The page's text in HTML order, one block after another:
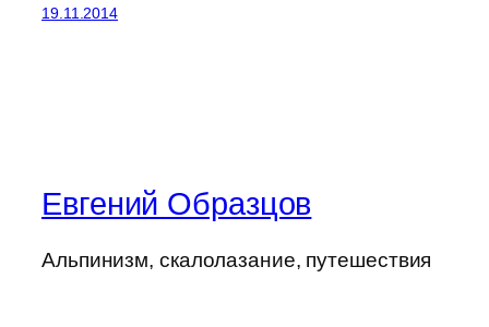
19.11.2014
Евгений Образцов
Альпинизм, скалолазание, путешествия